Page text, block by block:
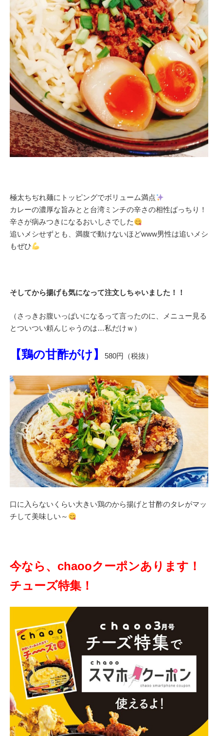
極太ちぢれ麺にトッピングでボリューム満点
カレーの濃厚な旨みとと台湾ミンチの辛さの相性ばっちり！
辛さが病みつきになるおいしさでした
追いメシせずとも、満腹で動けないほどwww男性は追いメシ
もぜひ
そしてから揚げも気になって注文しちゃいました！！
（さっきお腹いっぱいになるって言ったのに、メニュー見る
とついつい頼んじゃうのは…私だけｗ）
【鶏の甘酢がけ】 580円（税抜）
口に入らないくらい大きい鶏のから揚げと甘酢のタレがマッ
チして美味しい～
今なら、chaooクーポンあります！
チューズ特集！